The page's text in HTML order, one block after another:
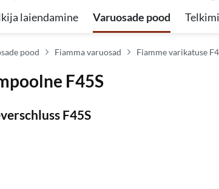
laiendamine Varuosade pood
pood Fiamma varuosad Fiamme varikatuse
F45S
F45S